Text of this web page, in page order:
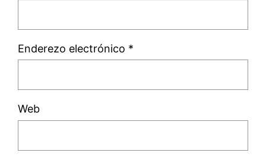
Enderezo electrónico *
Web